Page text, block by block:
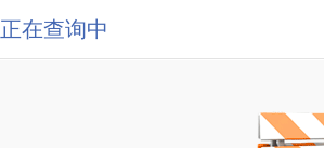
正在查询中